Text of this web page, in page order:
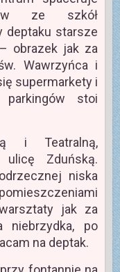
ze szkół
deptaku starsze
obrazek jak za
Wawrzyńca i
supermarkety i
stoi
i Teatralną,
Zduńską.
niska
jak za
niebrzydka, po
na deptak.